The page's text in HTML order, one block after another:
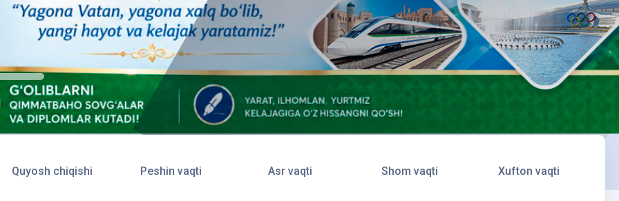
Quyosh chiqishi Peshin vaqti Asr vaqti Shom vaqti Xufton vaqti